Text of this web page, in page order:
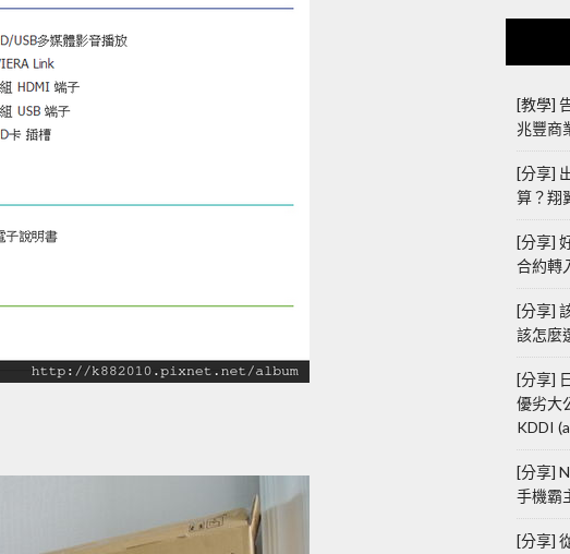
[教學]
兆豐商
[分享]
算？翔
[分享]
合約轉
[分享]
該怎麼
[分享]
優劣大
KDDI
[分享]
手機霸
[分享]